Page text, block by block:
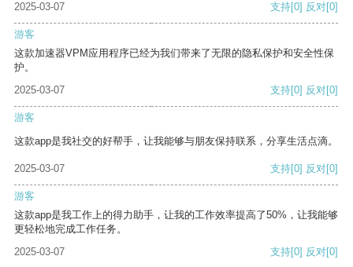
2025-03-07 支持[0] 反对[0]
游客
这款加速器VPM应用程序已经为我们带来了无限的隐私保护和安全性保
护。
2025-03-07
支持[0] 反对[0]
游客
这款app是我社交的好帮手，让我能够与朋友保持联系，分享生活点滴。
2025-03-07 支持[0] 反对[0]
游客
这款app是我工作上的得力助手，让我的工作效率提高了50%，让我能够
更轻松地完成工作任务。
2025-03-07
支持[0] 反对[0]